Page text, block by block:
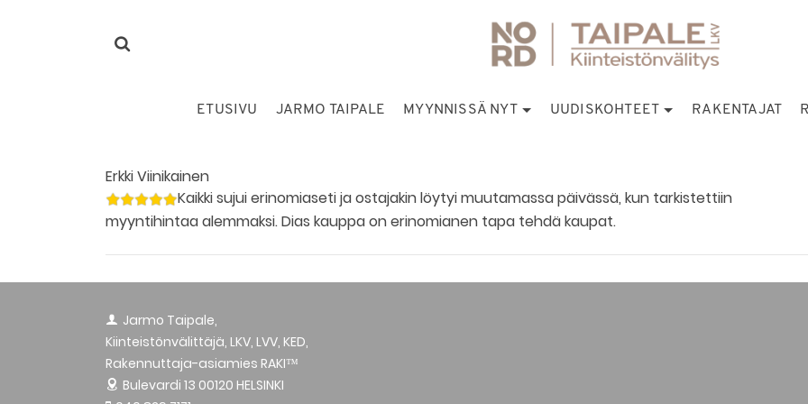
ETUSIVU JARMO TAIPALE MYYNNISSÄ NYT UUDISKOHTEET RAKENTAJAT
Erkki Viinikainen
Kaikki sujui erinomiaseti ja ostajakin löytyi muutamassa päivässä, kun tarkistettiin
myyntihintaa alemmaksi. Dias kauppa on erinomianen tapa tehdä kaupat.
Jarmo Taipale,
Kiinteistönvälittäjä, LKV, LVV, KED,
Rakennuttaja-asiamies RAKI™
Bulevardi 13 00120 HELSINKI